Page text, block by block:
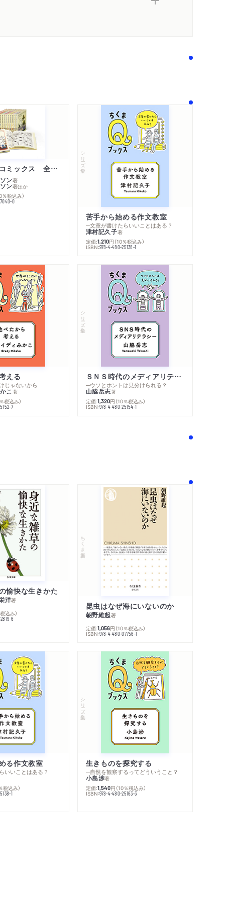
ムーミン・コミックス 全１４巻セット
ン著
ン著ほか
％税込み）
0
シリーズ・全集
苦手から始める作文教室
─文章が書けたらいいことはある？
津村記久子著
定価:1,210円 （10％税込み）
ISBN:978-4-480-25138-1
える
じゃないから
こ著
税込み）
7
シリーズ・全集
ＳＮＳ時代のメディアリテラシー
─ウソとホントは見分けられる？
山脇岳志著
定価:1,320円 （10％税込み）
ISBN:978-4-480-25154-1
愉快な生きかた
洋著
込み）
6
ちくま新書
昆虫はなぜ海にいないのか
朝野維起著
定価:1,056円 （10％税込み）
ISBN:978-4-480-07756-1
る作文教室
いいことはある？
税込み）
1
シリーズ・全集
生きものを探究する
─自然を観察するってどういうこと？
小島渉著
定価:1,540円 （10％税込み）
ISBN:978-4-480-25163-3